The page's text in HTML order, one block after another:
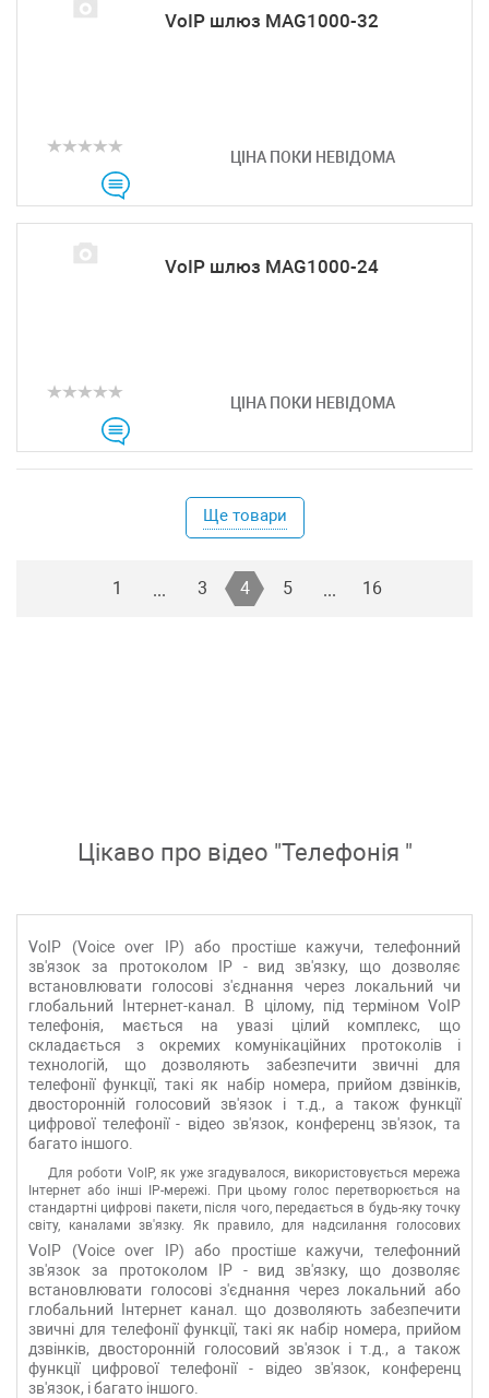
VoIP шлюз MAG1000-32
ЦІНА ПОКИ НЕВІДОМА
VoIP шлюз MAG1000-24
ЦІНА ПОКИ НЕВІДОМА
Ще товари
1 ... 3 4 5 ... 16
Цікаво про відео "Телефонія "
VoIP (Voice over IP) або простіше кажучи, телефонний
зв'язок за протоколом IP - вид зв'язку, що дозволяє
встановлювати голосові з'єднання через локальний чи
глобальний Інтернет-канал.
В цілому, під терміном VoIP
телефонія, мається на увазі цілий комплекс, що
складається з окремих комунікаційних протоколів і
технологій, що дозволяють забезпечити звичні для
телефонії функції, такі як набір номера, прийом дзвінків,
двосторонній голосовий зв'язок і т.д., а також функції
цифрової телефонії - відео зв'язок, конференц зв'язок, та
багато іншого.
Для роботи VoIP, як уже згадувалося, використовується мережа
Інтернет або інші IP-мережі. При цьому голос перетворюється на
стандартні цифрові пакети, після чого, передається в будь-яку точку
світу, каналами зв'язку. Як правило, для надсилання голосових
повідомлень, перед їх надсиланням, використовується додатковий
стиск. Робиться це видалення надлишкової інформації та зниження
навантаження на мережі передачі.
VoIP (Voice over IP) або простіше кажучи, телефонний
зв'язок за протоколом IP - вид зв'язку, що дозволяє
встановлювати голосові з'єднання через локальний або
глобальний Інтернет канал. що дозволяють забезпечити
звичні для телефонії функції, такі як набір номера, прийом
дзвінків, двосторонній голосовий зв'язок і т.д., а також
функції цифрової телефонії - відео зв'язок, конференц
зв'язок, і багато іншого.